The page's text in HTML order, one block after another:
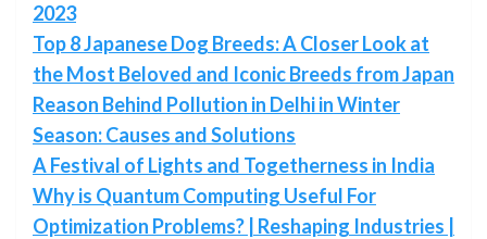
2023
Top 8 Japanese Dog Breeds: A Closer Look at
the Most Beloved and Iconic Breeds from Japan
Reason Behind Pollution in Delhi in Winter
Season: Causes and Solutions
A Festival of Lights and Togetherness in India
Why is Quantum Computing Useful For
Optimization Problems? | Reshaping Industries |